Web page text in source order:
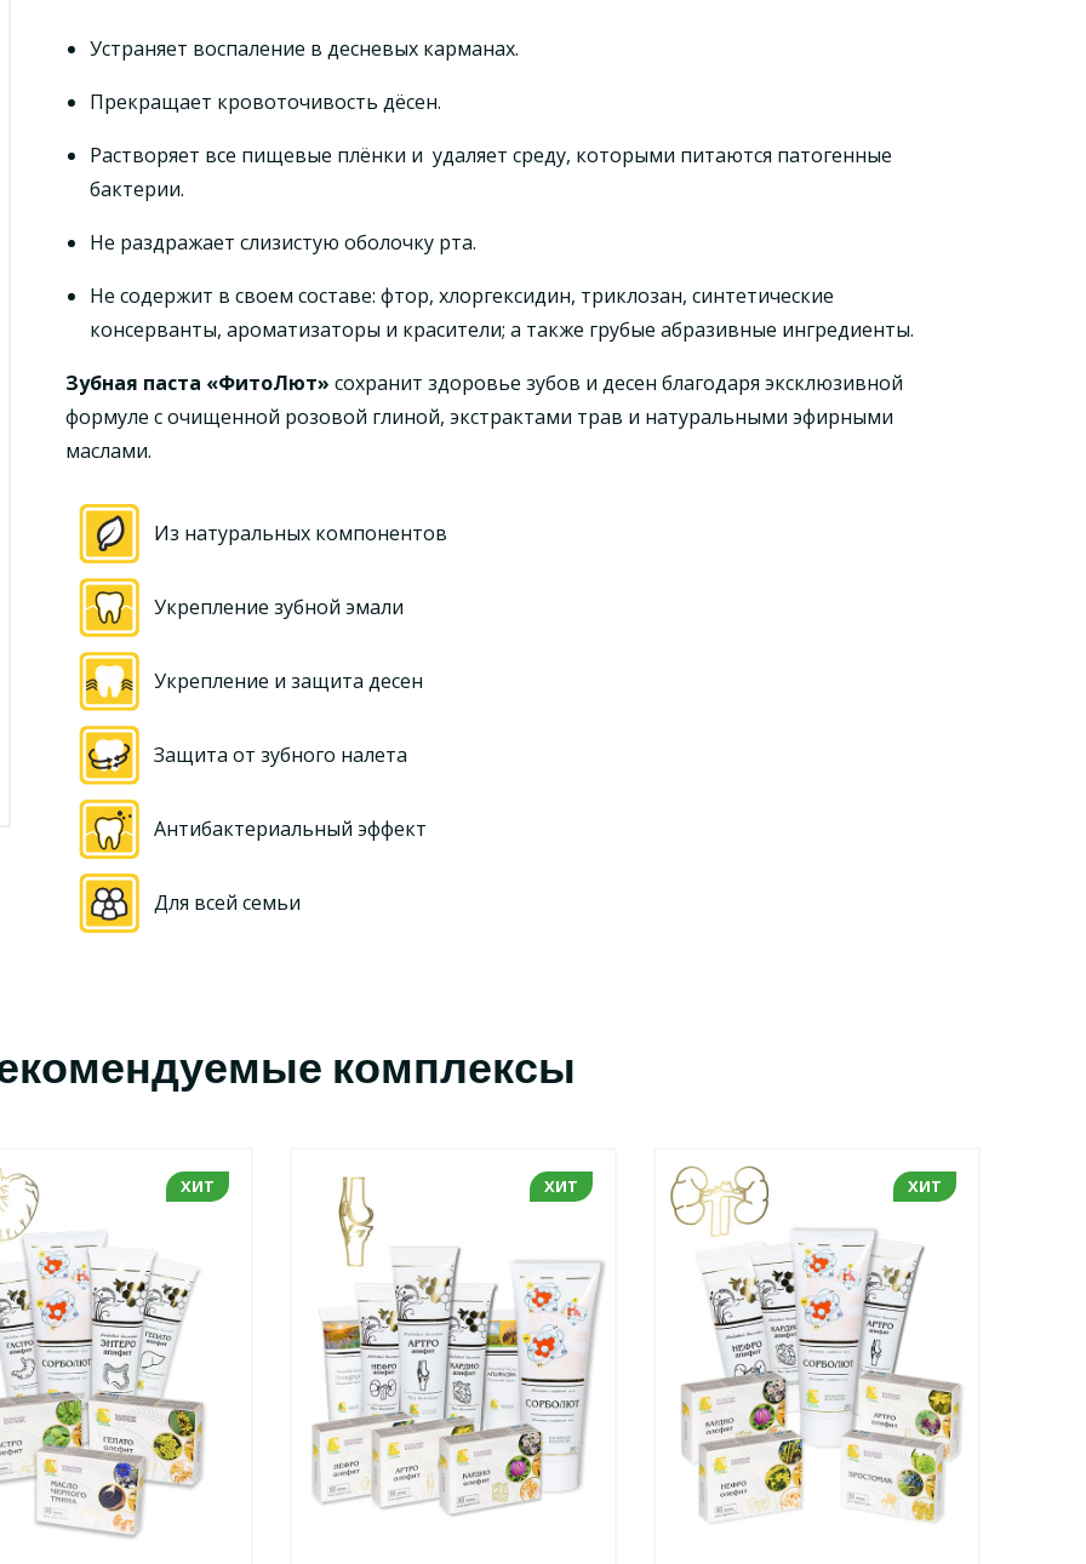
Устраняет воспаление в десневых карманах.
Прекращает кровоточивость дёсен.
Растворяет все пищевые плёнки и удаляет среду, которыми питаются патогенные
бактерии.
Не раздражает слизистую оболочку рта.
Не содержит в своем составе: фтор, хлоргексидин, триклозан, синтетические
консерванты, ароматизаторы и красители; а также грубые абразивные ингредиенты.
Зубная паста «ФитоЛют» сохранит здоровье зубов и десен благодаря эксклюзивной
формуле с очищенной розовой глиной, экстрактами трав и натуральными эфирными
маслами.
Из натуральных компонентов
Укрепление зубной эмали
Укрепление и защита десен
Защита от зубного налета
Антибактериальный эффект
Для всей семьи
комплексы
ХИТ ХИТ ХИТ